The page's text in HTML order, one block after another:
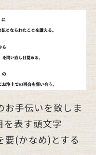
お手伝いを致しま
を表す頭文字
要(かなめ)とする